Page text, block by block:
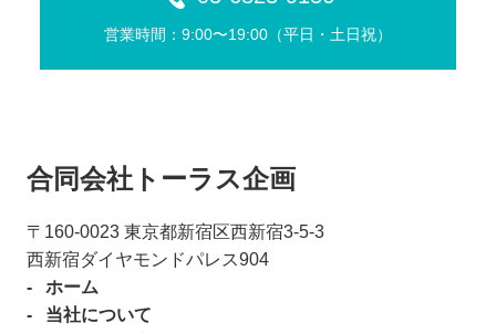
営業時間：9:00〜19:00（平⽇・⼟⽇祝）
合同会社トーラス企画
〒160-0023 東京都新宿区⻄新宿3-5-3
⻄新宿ダイヤモンドパレス904
ホーム
当社について